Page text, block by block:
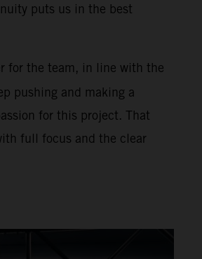
puts us in the best
for the team, in line with the
pushing and making a
for this project. That
full focus and the clear